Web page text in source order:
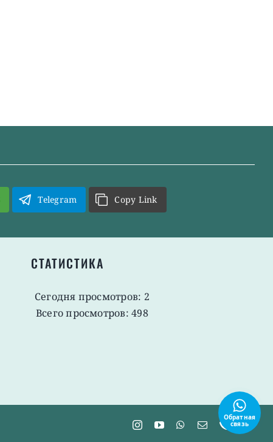
Telegram Copy Link
СТАТИСТИКА
Сегодня просмотров: 2
Всего просмотров: 498
Обратная
связь